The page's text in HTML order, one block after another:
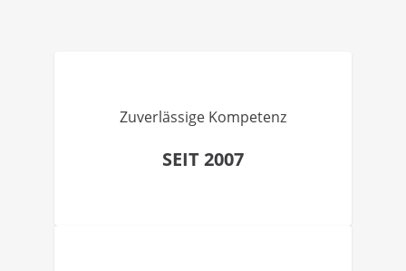
Zuverlässige Kompetenz
SEIT 2007